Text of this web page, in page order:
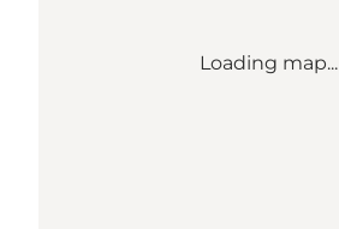
Loading map...